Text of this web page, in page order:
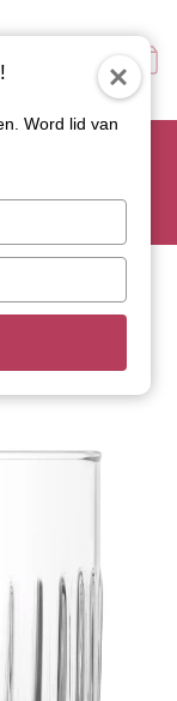
korting en
artikelen met
Word lid van